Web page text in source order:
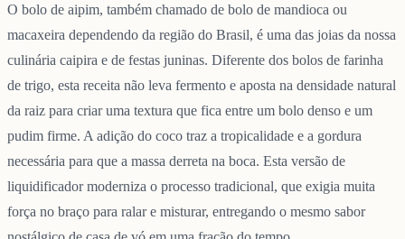
O bolo de aipim, também chamado de bolo de mandioca ou
macaxeira dependendo da região do Brasil, é uma das joias da nossa
culinária caipira e de festas juninas. Diferente dos bolos de farinha
de trigo, esta receita não leva fermento e aposta na densidade natural
da raiz para criar uma textura que fica entre um bolo denso e um
pudim firme. A adição do coco traz a tropicalidade e a gordura
necessária para que a massa derreta na boca. Esta versão de
liquidificador moderniza o processo tradicional, que exigia muita
força no braço para ralar e misturar, entregando o mesmo sabor